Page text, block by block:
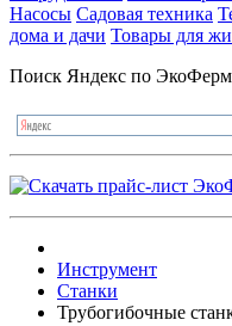
Насосы Садовая техника
дома и дачи Товары для
Поиск Яндекс по
Инструмент
Станки
Трубогибочные